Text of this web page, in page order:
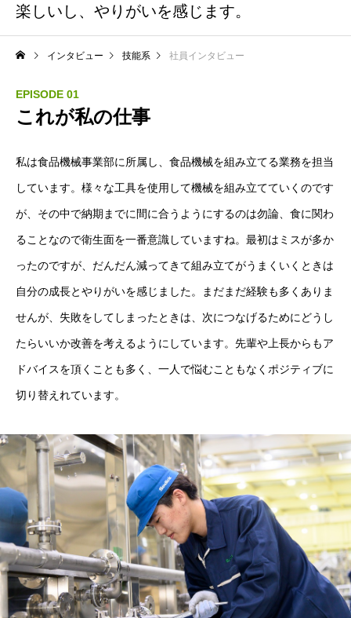
楽しいし、やりがいを感じます。
インタビュー 技能系 社員インタビュー
EPISODE 01
これが私の仕事
私は食品機械事業部に所属し、食品機械を組み立てる業務を担当
しています。様々な工具を使用して機械を組み立てていくのです
が、その中で納期までに間に合うようにするのは勿論、食に関わ
ることなので衛生面を一番意識していますね。最初はミスが多か
ったのですが、だんだん減ってきて組み立てがうまくいくときは
自分の成長とやりがいを感じました。まだまだ経験も多くありま
せんが、失敗をしてしまったときは、次につなげるためにどうし
たらいいか改善を考えるようにしています。先輩や上長からもア
ドバイスを頂くことも多く、一人で悩むこともなくポジティブに
切り替えれています。